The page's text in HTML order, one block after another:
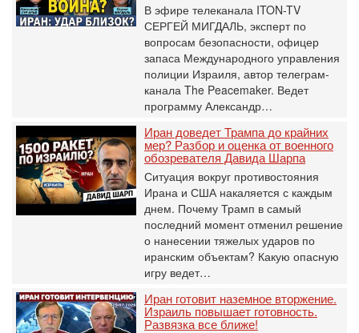
В эфире телеканала ITON-TV
СЕРГЕЙ МИГДАЛЬ, эксперт по
вопросам безопасности, офицер
запаса Международного управления
полиции Израиля, автор телеграм-
канала The Peacemaker. Ведет
программу Александр…
Иран доведет Трампа до крайних
мер? Разбор и оценка от военного
обозревателя Давида Шарпа
Ситуация вокруг противостояния
Ирана и США накаляется с каждым
днем. Почему Трамп в самый
последний момент отменил решение
о нанесении тяжелых ударов по
иранским объектам? Какую опасную
игру ведет…
Иран готовит наземное вторжение.
Израиль повышает готовность.
Развязка все ближе!